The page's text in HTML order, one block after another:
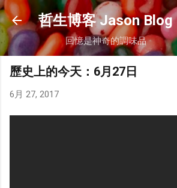
跳到主要內容
哲生博客 Jason Blog
回憶是神奇的調味品
歷史上的今天：6月27日
6月 27, 2017